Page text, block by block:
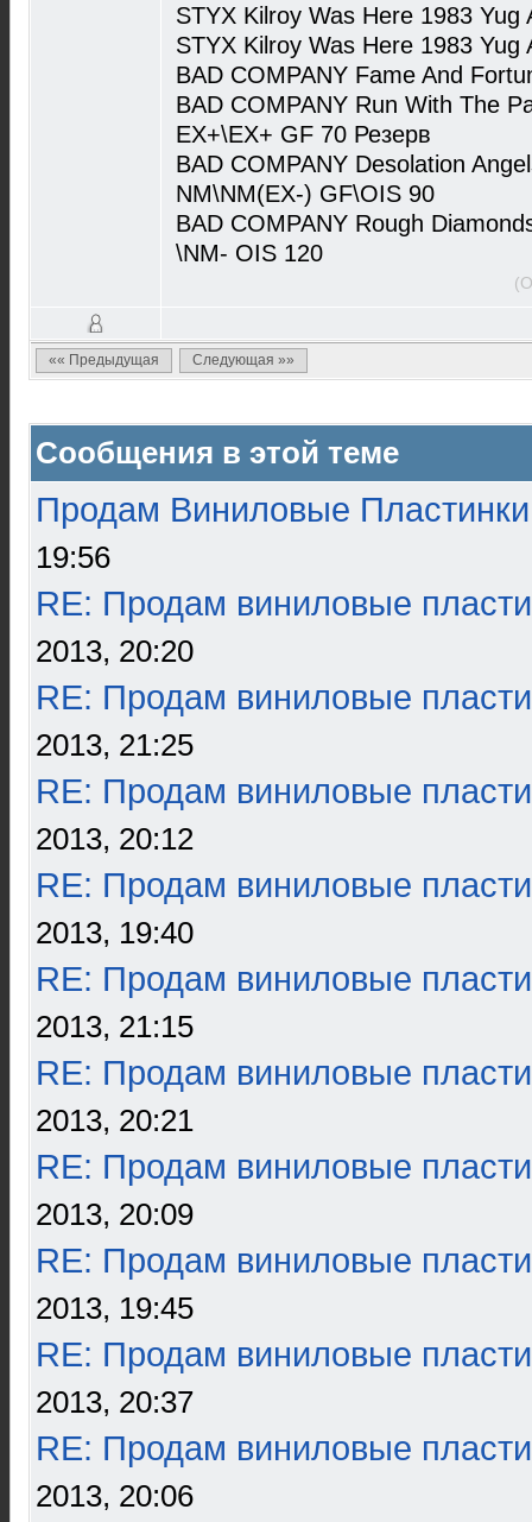
STYX Kilroy Was Here 1983 Yug
STYX Kilroy Was Here 1983
BAD COMPANY Fame And
BAD COMPANY Run With The
EX+\EX+ GF 70 Резерв
BAD COMPANY Desolation
NM\NM(EX-) GF\OIS 90
BAD COMPANY Rough
\NM- OIS 120
«« Предыдущая Следующая »»
Сообщения в этой теме
Продам Виниловые Пластинки
19:56
RE: Продам виниловые
2013, 20:20
RE: Продам виниловые
2013, 21:25
RE: Продам виниловые
2013, 20:12
RE: Продам виниловые
2013, 19:40
RE: Продам виниловые
2013, 21:15
RE: Продам виниловые
2013, 20:21
RE: Продам виниловые
2013, 20:09
RE: Продам виниловые
2013, 19:45
RE: Продам виниловые
2013, 20:37
RE: Продам виниловые
2013, 20:06